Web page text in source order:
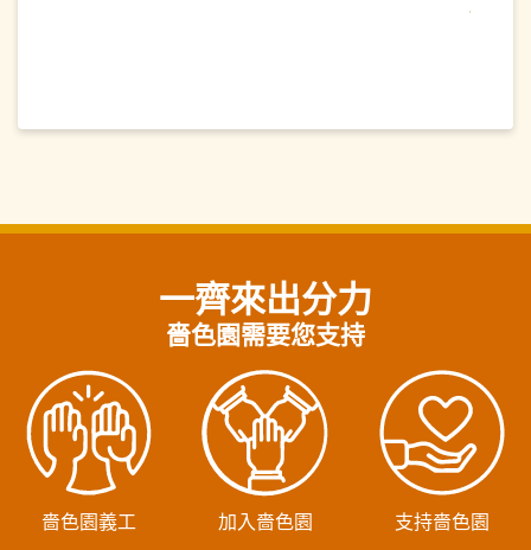
一齊來出分力
嗇色園需要您支持
嗇色園義工 加入嗇色園 支持嗇色園